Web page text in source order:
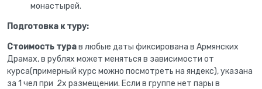
монастырей.
Подготовка к туру:
Стоимость турав любые даты фиксирована в Армянских
Драмах, в рублях может меняться в зависимости от
курса(примерный курс можно посмотреть на яндекс), указана
за 1 чел при 2х размещении. Если в группе нет пары в